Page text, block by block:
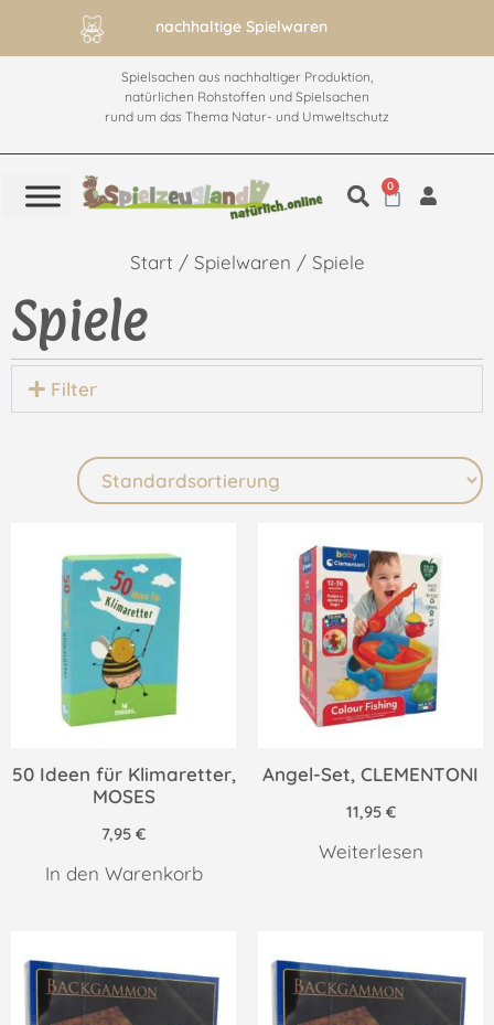
nachhaltige Spielwaren
Spielsachen aus nachhaltiger Produktion,
natürlichen Rohstoffen und Spielsachen
rund um das Thema Natur- und Umweltschutz
0
Start / Spielwaren / Spiele
Spiele
Filter
50 Ideen für Klimaretter,
MOSES
7,95 €
In den Warenkorb
Angel-Set, CLEMENTONI
11,95 €
Weiterlesen